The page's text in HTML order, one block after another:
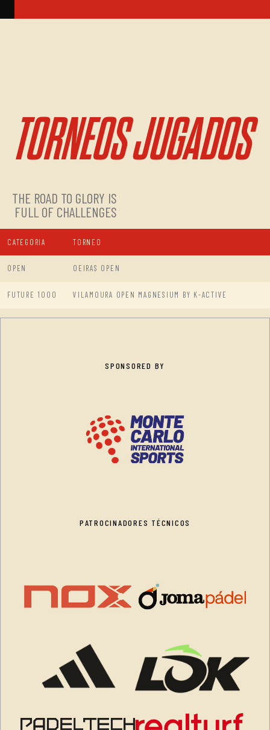
TORNEOS JUGADOS
THE ROAD TO GLORY IS
FULL OF CHALLENGES
CATEGORIA TORNEO
OPEN OEIRAS OPEN
FUTURE 1000 VILAMOURA OPEN MAGNESIUM BY K-ACTIVE
SPONSORED BY
PATROCINADORES TÉCNICOS